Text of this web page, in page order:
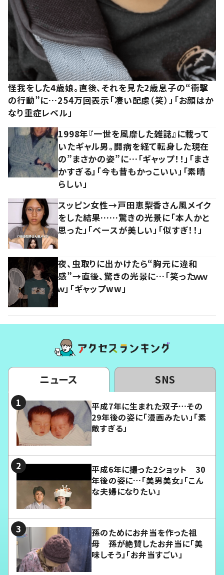
怪我をした4歳娘。直後、それを見た2歳息子の“衝撃
の行動”に…254万回表示「凄い配慮（笑）」「お顔はか
なり重症レベル」
1998年『一世を風靡した雑誌』に載って
いたギャル男。闘病を経て転身した現在
の”まさかの姿”に…「ギャップ！！」「まさ
かすぎる」「今も昔もかっこいい」「素晴
らしい」
スッピン女性→戸田恵梨香さん風メイク
をした結果……驚きの光景に「本人かと
思った」「ベースが美しい」「似すぎ！！」
夜、虫取りに出かけたら“胸元に違和
感”→直後、驚きの光景に…「笑ったｗｗ
ｗ」「ギャップww」
ニュース SNS
平成7年に生まれた双子…その
29年後の姿に「漫画みたい」「素
敵すぎる」
平成6年に撮った2ショット 30
年後の姿に…「美男美女」「こん
な夫婦になりたい」
孫のためにお弁当を作った祖
母 孫が絶賛したお弁当に「美
味しそう」「お弁当すごい」